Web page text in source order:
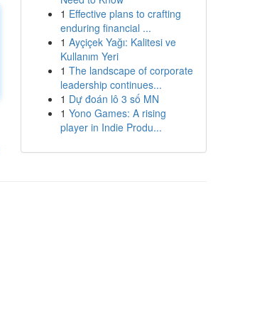
1 Effective plans to crafting
enduring financial ...
1 Ayçiçek Yağı: Kalitesi ve
Kullanım Yeri
1 The landscape of corporate
leadership continues...
1 Dự đoán lô 3 số MN
1 Yono Games: A rising
player in Indie Produ...